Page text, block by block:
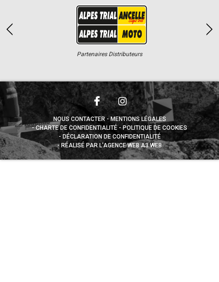
Partenaires Distributeurs
NOUS CONTACTER
MENTIONS LÉGALES
CHARTE DE CONFIDENTIALITÉ
POLITIQUE DE COOKIES
DÉCLARATION DE CONFIDENTIALITÉ
RÉALISÉ PAR L’AGENCE WEB A3 WEB